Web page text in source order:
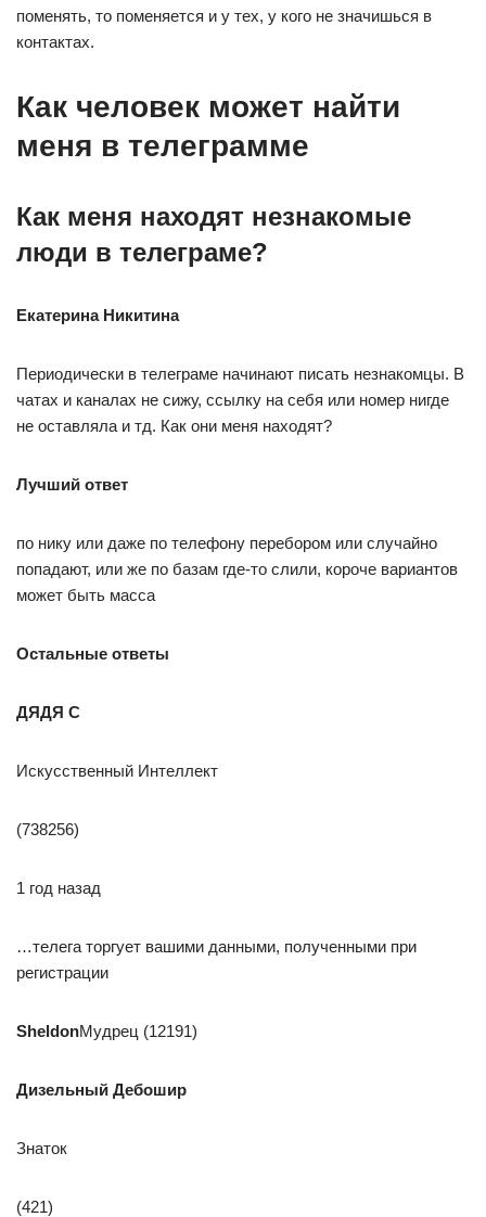
поменять, то поменяется и у тех, у кого не значишься в
контактах.
Как человек может найти
меня в телеграмме
Как меня находят незнакомые
люди в телеграме?
Екатерина Никитина
Периодически в телеграме начинают писать незнакомцы. В
чатах и каналах не сижу, ссылку на себя или номер нигде
не оставляла и тд. Как они меня находят?
Лучший ответ
по нику или даже по телефону перебором или случайно
попадают, или же по базам где-то слили, короче вариантов
может быть масса
Остальные ответы
ДЯДЯ С
Искусственный Интеллект
(738256)
1 год назад
…телега торгует вашими данными, полученными при
регистрации
SheldonМудрец (12191)
Дизельный Дебошир
Знаток
(421)